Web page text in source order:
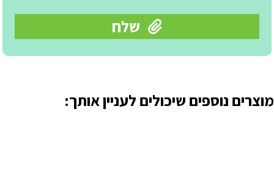
מוצרים נוספים שיכולים לעניין אותך: